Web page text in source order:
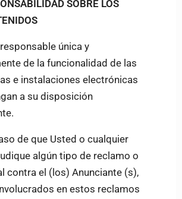
SOBRE LOS
única y
de la funcionalidad de las
e instalaciones electrónicas
a su disposición
de que Usted o cualquier
algún tipo de reclamo o
contra el (los) Anunciante (s),
en estos reclamos